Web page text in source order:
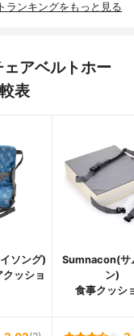
ランキングをもっと見る
アベルトホー
表
ソング)
ッショ
Sumnacon(サ
ン)
食事クッシ